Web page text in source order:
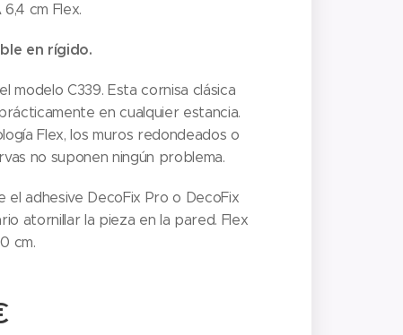
cm Flex.
en rígido.
modelo C339. Esta cornisa clásica
en cualquier estancia.
Flex, los muros redondeados o
no suponen ningún problema.
el adhesive DecoFix Pro o DecoFix
atornillar la pieza en la pared. Flex
cm.